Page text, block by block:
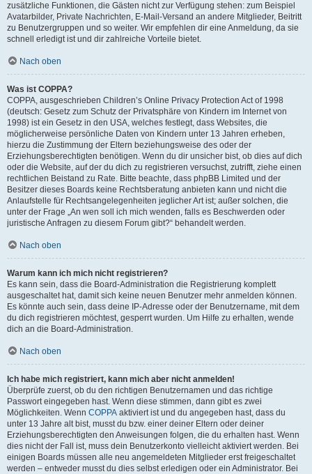
zusätzliche Funktionen, die Gästen nicht zur Verfügung stehen: zum Beispiel
Avatarbilder, Private Nachrichten, E-Mail-Versand an andere Mitglieder, Beitritt
zu Benutzergruppen und so weiter. Wir empfehlen dir eine Anmeldung, da sie
schnell erledigt ist und dir zahlreiche Vorteile bietet.
Nach oben
Was ist COPPA?
COPPA, ausgeschrieben Children’s Online Privacy Protection Act of 1998
(deutsch: Gesetz zum Schutz der Privatsphäre von Kindern im Internet von
1998) ist ein Gesetz in den USA, welches festlegt, dass Websites, die
möglicherweise persönliche Daten von Kindern unter 13 Jahren erheben,
hierzu die Zustimmung der Eltern beziehungsweise des oder der
Erziehungsberechtigten benötigen. Wenn du dir unsicher bist, ob dies auf dich
oder die Website, auf der du dich zu registrieren versuchst, zutrifft, ziehe einen
rechtlichen Beistand zu Rate. Bitte beachte, dass phpBB Limited und der
Besitzer dieses Boards keine Rechtsberatung anbieten kann und nicht die
Anlaufstelle für Rechtsangelegenheiten jeglicher Art ist; außer solchen, die
unter der Frage „An wen soll ich mich wenden, falls es Beschwerden oder
juristische Anfragen zu diesem Forum gibt?“ behandelt werden.
Nach oben
Warum kann ich mich nicht registrieren?
Es kann sein, dass die Board-Administration die Registrierung komplett
ausgeschaltet hat, damit sich keine neuen Benutzer mehr anmelden können.
Es könnte auch sein, dass deine IP-Adresse oder der Benutzername, mit dem
du dich registrieren möchtest, gesperrt wurden. Um Hilfe zu erhalten, wende
dich an die Board-Administration.
Nach oben
Ich habe mich registriert, kann mich aber nicht anmelden!
Überprüfe zuerst, ob du den richtigen Benutzernamen und das richtige
Passwort eingegeben hast. Wenn diese stimmen, dann gibt es zwei
Möglichkeiten. Wenn COPPA aktiviert ist und du angegeben hast, dass du
unter 13 Jahre alt bist, musst du bzw. einer deiner Eltern oder deiner
Erziehungsberechtigten den Anweisungen folgen, die du erhalten hast. Wenn
dies nicht der Fall ist, muss dein Benutzerkonto vielleicht aktiviert werden. Bei
einigen Boards müssen alle neu angemeldeten Mitglieder erst freigeschaltet
werden – entweder musst du dies selbst erledigen oder ein Administrator. Bei